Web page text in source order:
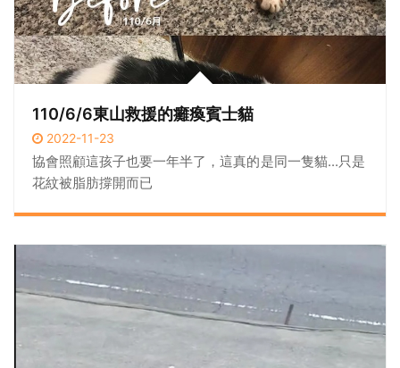
110/6/6東山救援的癱瘓賓士貓
2022-11-23
協會照顧這孩子也要一年半了，這真的是同一隻貓...只是
花紋被脂肪撐開而已